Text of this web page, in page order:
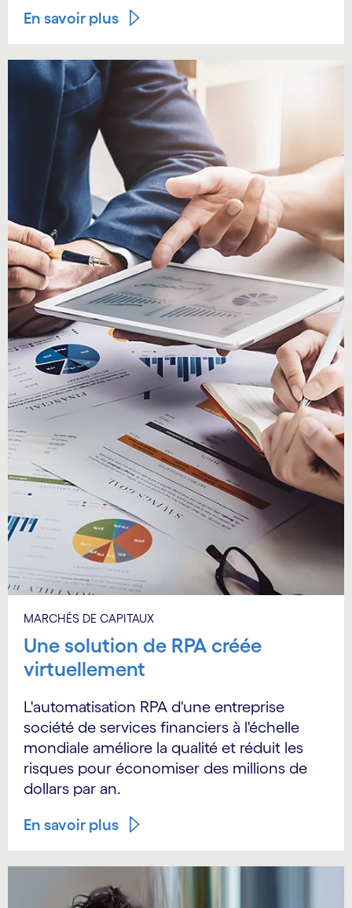
En savoir plus
MARCHÉS DE CAPITAUX
Une solution de RPA créée
virtuellement
L'automatisation RPA d'une entreprise
société de services financiers à l'échelle
mondiale améliore la qualité et réduit les
risques pour économiser des millions de
dollars par an.
En savoir plus